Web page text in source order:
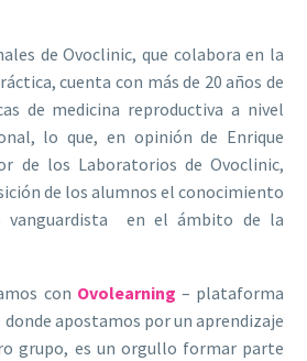
de Ovoclinic, que colabora en la
cuenta con más de 20 años de
de medicina reproductiva a nivel
lo que, en opinión de Enrique
de los Laboratorios de Ovoclinic,
de los alumnos el conocimiento
vanguardista en el ámbito de la
con Ovolearning – plataforma
apostamos por un aprendizaje
grupo, es un orgullo formar parte